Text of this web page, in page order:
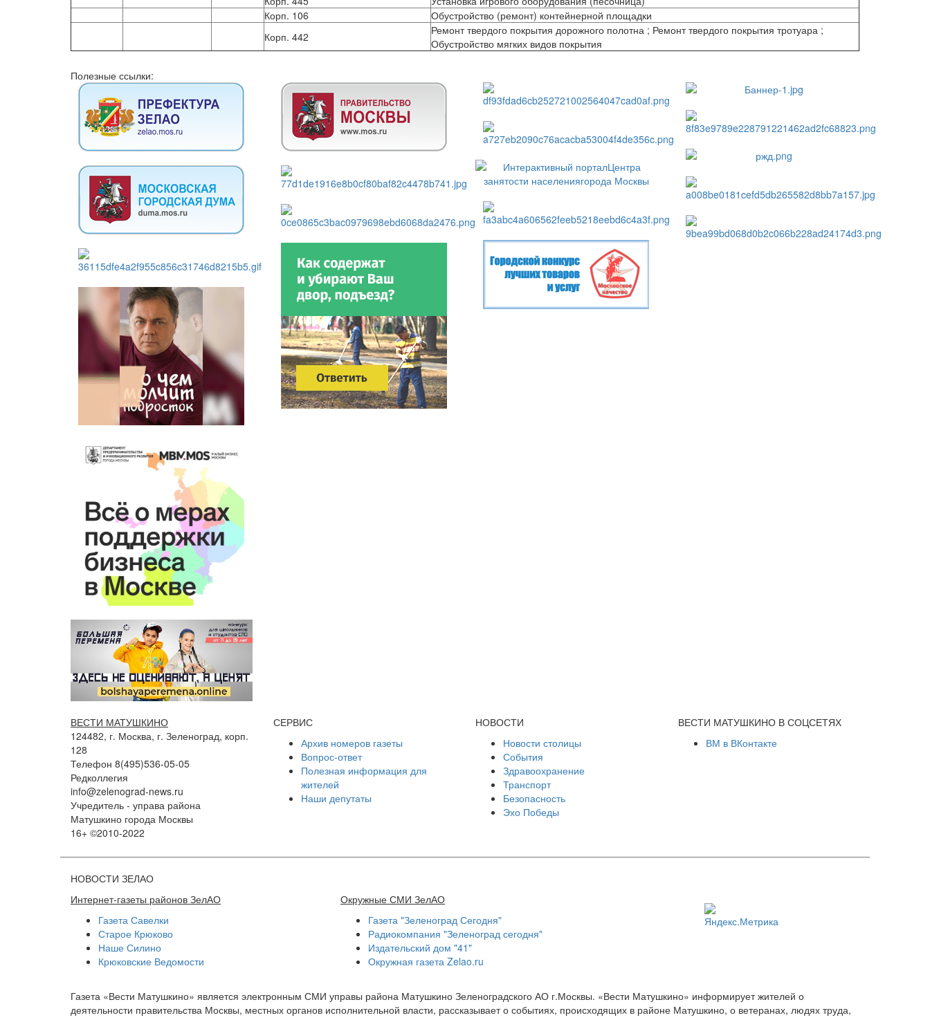
Корп. 106
Обустройство (ремонт) контейнерной площадки
Корп. 442
Ремонт твердого покрытия дорожного полотна ; Ремонт твердого покрытия тротуара ;
Обустройство мягких видов покрытия
Полезные ссылки:
ВЕСТИ МАТУШКИНО
124482, г. Москва, г. Зеленоград, корп.
128
Телефон 8(495)536-05-05
Редколлегия
info@zelenograd-news.ru
Учредитель - управа района
Матушкино города Москвы
16+ ©2010-2022
СЕРВИС
Архив номеров газеты
Вопрос-ответ
Полезная информация для
жителей
Наши депутаты
НОВОСТИ
Новости столицы
События
Здравоохранение
Транспорт
Безопасность
Эхо Победы
ВЕСТИ МАТУШКИНО В СОЦСЕТЯХ
ВМ в ВКонтакте
НОВОСТИ ЗЕЛАО
Интернет-газеты районов ЗелАО
Газета Савелки
Старое Крюково
Наше Силино
Крюковские Ведомости
Окружные СМИ ЗелАО
Газета "Зеленоград Сегодня"
Радиокомпания "Зеленоград сегодня"
Издательский дом "41"
Окружная газета Zelao.ru
Газета «Вести Матушкино» является электронным СМИ управы района Матушкино Зеленоградского АО г.Москвы. «Вести Матушкино» информирует жителей о
деятельности правительства Москвы, местных органов исполнительной власти, рассказывает о событиях, происходящих в районе Матушкино, о ветеранах, людях труда,